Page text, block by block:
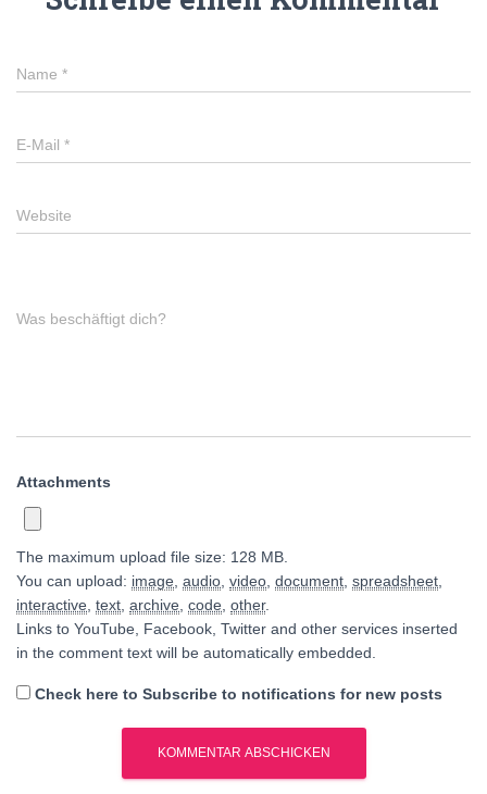
Name *
E-Mail *
Website
Was beschäftigt dich?
Attachments
The maximum upload file size: 128 MB.
You can upload: image audio video document spreadsheet
interactive text archive code other.
Links to YouTube, Facebook, Twitter and other services inserted
in the comment text will be automatically embedded.
Check here to Subscribe to notifications for new posts